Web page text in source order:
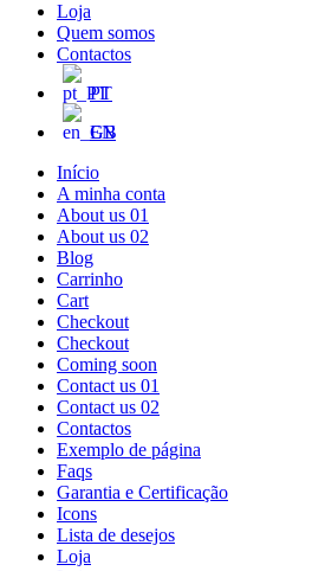
Loja
Quem somos
Contactos
PT
EN
Início
A minha conta
About us 01
About us 02
Blog
Carrinho
Cart
Checkout
Checkout
Coming soon
Contact us 01
Contact us 02
Contactos
Exemplo de página
Faqs
Garantia e Certificação
Icons
Lista de desejos
Loja